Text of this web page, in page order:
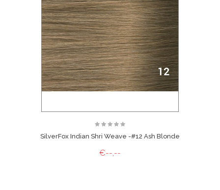
SilverFox Indian Shri Weave -#12 Ash Blonde
€--,--